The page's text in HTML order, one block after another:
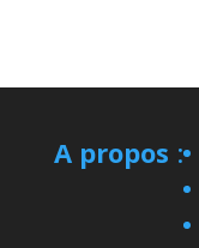
A propos :